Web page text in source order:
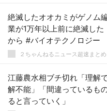
絶滅したオオカミがゲノム
業が1万年以上前に絶滅し
から #バイオテクノロジー
２ちゃんねるニュース超速まとめ
江藤農水相ブチ切れ「理解
解不能」「間違っているも
ると言っていく」